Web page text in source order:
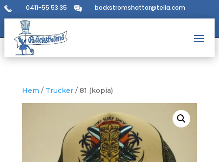
0411-55 53 35 backstromshattar@telia.com
Hem / Trucker/ 81 (kopia)